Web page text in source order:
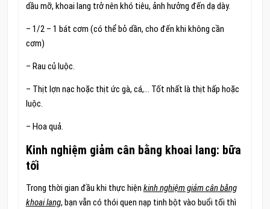
dầu mỡ, khoai lang trở nên khó tiêu, ảnh hưởng đến dạ dày.
– 1/2 – 1 bát cơm (có thể bỏ dần, cho đến khi không cần
cơm)
– Rau củ luộc.
– Thịt lợn nạc hoặc thịt ức gà, cá,… Tốt nhất là thịt hấp hoặc
luộc.
– Hoa quả.
Kinh nghiệm giảm cân bằng khoai lang: bữa
tối
Trong thời gian đầu khi thực hiện kinh nghiệm giảm cân bằng
khoai lang, bạn vẫn có thói quen nạp tinh bột vào buổi tối thì